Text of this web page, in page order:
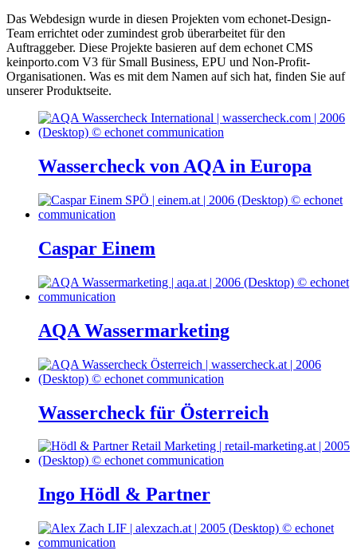
Das Webdesign wurde in diesen Projekten vom echonet-Design-
Team errichtet oder zumindest grob überarbeitet für den
Auftraggeber. Diese Projekte basieren auf dem echonet CMS
keinporto.com V3 für Small Business, EPU und Non-Profit-
Organisationen. Was es mit dem Namen auf sich hat, finden Sie auf
unserer Produktseite.
Wassercheck von AQA in Europa
Caspar Einem
AQA Wassermarketing
Wassercheck für Österreich
Ingo Hödl & Partner